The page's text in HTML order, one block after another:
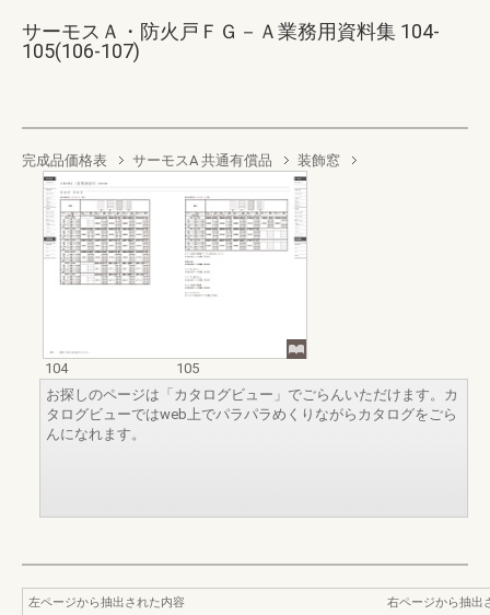
サーモスＡ・防火戸ＦＧ－Ａ業務用資料集 104-
105(106-107)
完成品価格表 サーモスA 共通有償品 装飾窓
104
105
お探しのページは「カタログビュー」でごらんいただけます。カ
タログビューではweb上でパラパラめくりながらカタログをごら
んになれます。
左ページから抽出された内容
右ページから抽出